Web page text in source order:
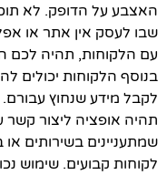
האצבע על הדופק. לא
שבו לעסק אין אתר או
עם הלקוחות, תהיה לכם
בנוסף הלקוחות יכולים
לקבל מידע שנחוץ
תהיה אופציה ליצור קשר
שמתעניינים בשירותים
לקוחות קבועים. שימוש